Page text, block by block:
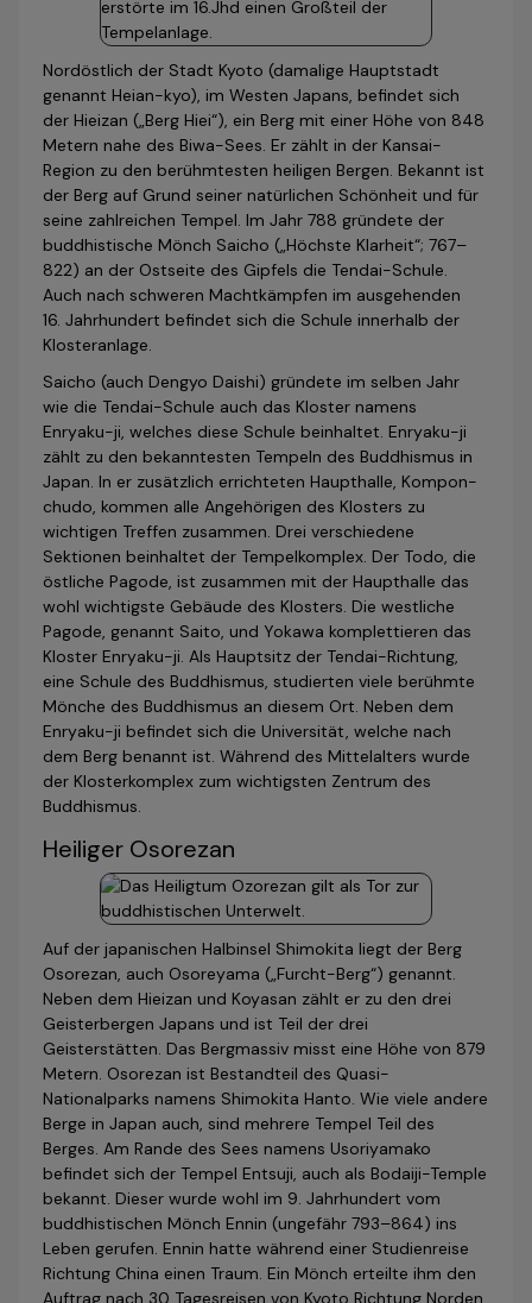
Nordöstlich der Stadt Kyoto (damalige Hauptstadt
genannt Heian-kyo), im Westen Japans, befindet sich
der Hieizan („Berg Hiei“), ein Berg mit einer Höhe von 848
Metern nahe des Biwa-Sees. Er zählt in der Kansai-
Region zu den berühmtesten heiligen Bergen. Bekannt ist
der Berg auf Grund seiner natürlichen Schönheit und für
seine zahlreichen Tempel. Im Jahr 788 gründete der
buddhistische Mönch Saicho („Höchste Klarheit“; 767–
822) an der Ostseite des Gipfels die Tendai-Schule.
Auch nach schweren Machtkämpfen im ausgehenden
16. Jahr­hundert befindet sich die Schule innerhalb der
Klosteranlage.
Saicho (auch Dengyo Daishi) gründete im selben Jahr
wie die Tendai-Schule auch das Kloster namens
Enryaku-ji, welches diese Schule beinhaltet. Enryaku-ji
zählt zu den bekanntesten Tempeln des Buddhismus in
Japan. In er zusätzlich errichteten Haupthalle, Kompon-
chudo, kommen alle Angehörigen des Klosters zu
wichtigen Treffen zusammen. Drei verschiedene
Sektionen beinhaltet der Tempelkomplex. Der Todo, die
östliche Pagode, ist zusammen mit der Haupthalle das
wohl wichtigste Gebäude des Klosters. Die westliche
Pagode, genannt Saito, und Yokawa komplettieren das
Kloster Enryaku-ji. Als Hauptsitz der Tendai-Richtung,
eine Schule des Buddhismus, studierten viele berühmte
Mönche des Buddhismus an diesem Ort. Neben dem
Enryaku-ji befindet sich die Universität, welche nach
dem Berg benannt ist. Während des Mittelalters wurde
der Klosterkomplex zum wichtigsten Zentrum des
Buddhismus.
Heiliger Osorezan
Auf der japanischen Halbinsel Shimokita liegt der Berg
Osorezan, auch Osoreyama („Furcht-Berg“) genannt.
Neben dem Hieizan und Koyasan zählt er zu den drei
Geisterbergen Japans und ist Teil der drei
Geisterstätten. Das Bergmassiv misst eine Höhe von 879
Metern. Osorezan ist Bestandteil des Quasi-
Nationalparks namens Shimokita Hanto. Wie viele andere
Berge in Japan auch, sind mehrere Tempel Teil des
Berges. Am Rande des Sees namens Usoriyamako
befindet sich der Tempel Entsuji, auch als Bodaiji-Temple
bekannt. Dieser wurde wohl im 9. Jahr­hundert vom
buddhistischen Mönch Ennin (ungefähr 793–864) ins
Leben gerufen. Ennin hatte während einer Studienreise
Richtung China einen Traum. Ein Mönch erteilte ihm den
Auftrag nach 30 Tagesreisen von Kyoto Richtung Norden